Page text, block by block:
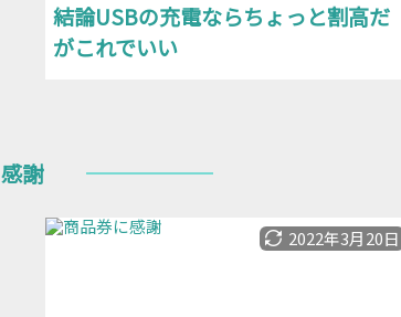
結論USBの充電ならちょっと割高だ
がこれでいい
感謝
2022年3月20日